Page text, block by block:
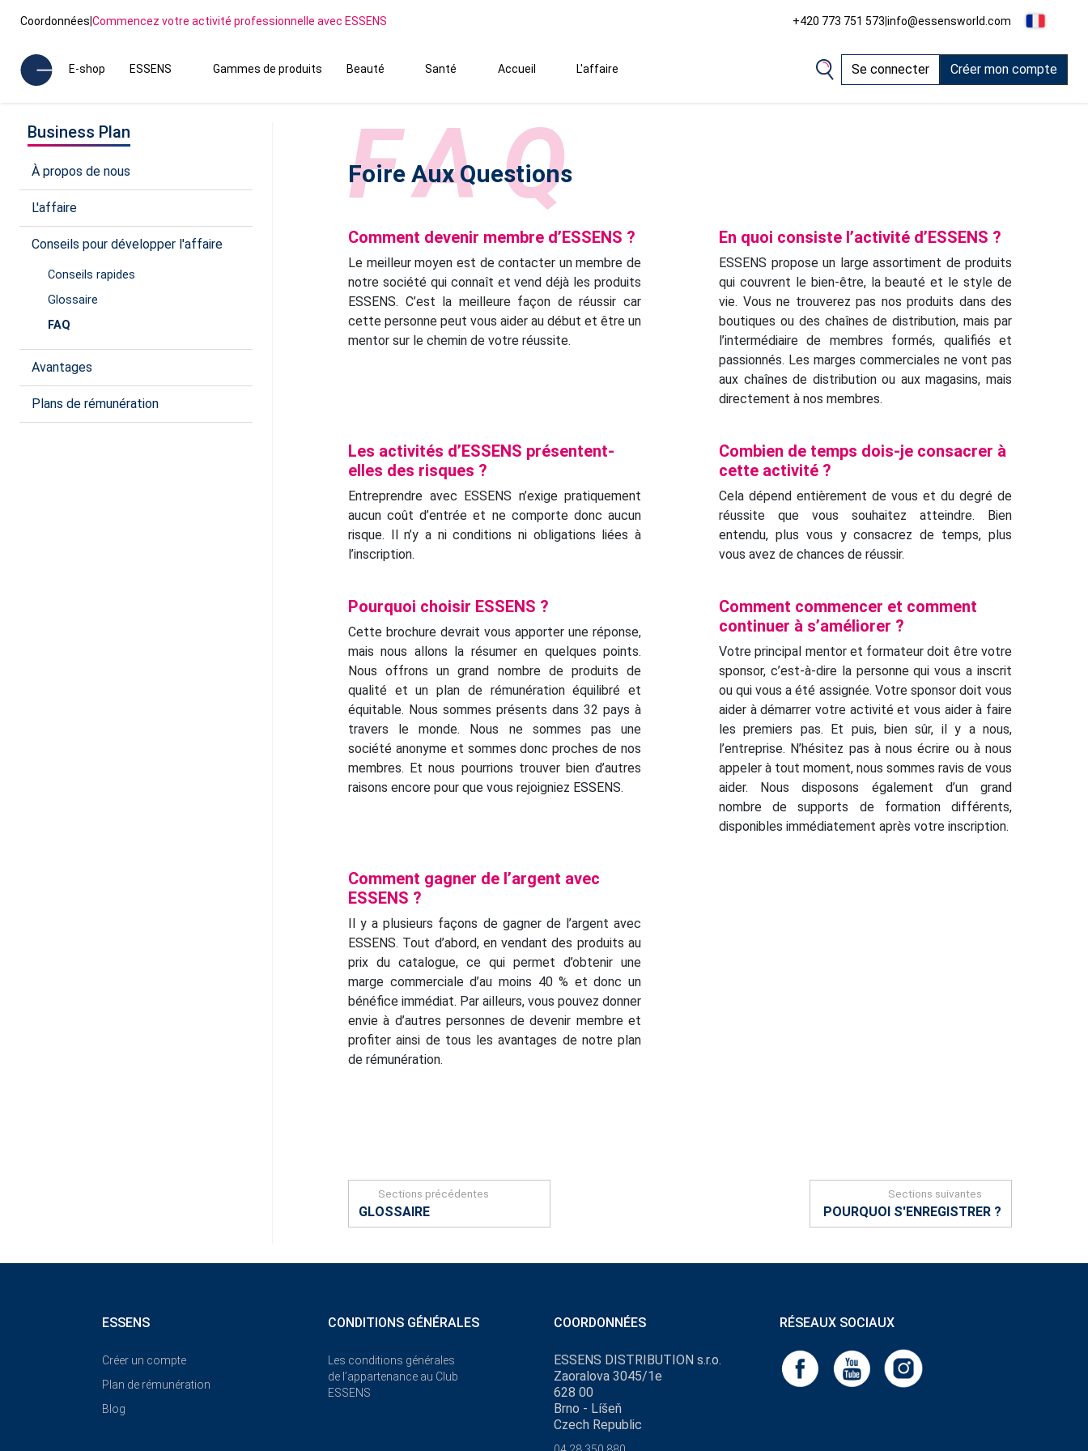
Coordonnées|Commencez votre activité professionnelle avec ESSENS +420 773 751 573|info@essensworld.com
E-shop ESSENS Gammes de produits Beauté Santé Accueil L'affaire Se connecter Créer mon compte
Business Plan
À propos de nous
L'affaire
Conseils pour développer l'affaire
Conseils rapides
Glossaire
FAQ
Avantages
Plans de rémunération
Foire Aux Questions
FAQ
Comment devenir membre d’ESSENS ?
Le meilleur moyen est de contacter un membre de
notre société qui connaît et vend déjà les produits
ESSENS. C’est la meilleure façon de réussir car
cette personne peut vous aider au début et être un
mentor sur le chemin de votre réussite.
En quoi consiste l’activité d’ESSENS ?
ESSENS propose un large assortiment de produits
qui couvrent le bien-être, la beauté et le style de
vie. Vous ne trouverez pas nos produits dans des
boutiques ou des chaînes de distribution, mais par
l’intermédiaire de membres formés, qualifiés et
passionnés. Les marges commerciales ne vont pas
aux chaînes de distribution ou aux magasins, mais
directement à nos membres.
Les activités d’ESSENS présentent-
elles des risques ?
Entreprendre avec ESSENS n’exige pratiquement
aucun coût d’entrée et ne comporte donc aucun
risque. Il n’y a ni conditions ni obligations liées à
l’inscription.
Combien de temps dois-je consacrer à
cette activité ?
Cela dépend entièrement de vous et du degré de
réussite que vous souhaitez atteindre. Bien
entendu, plus vous y consacrez de temps, plus
vous avez de chances de réussir.
Pourquoi choisir ESSENS ?
Cette brochure devrait vous apporter une réponse,
mais nous allons la résumer en quelques points.
Nous offrons un grand nombre de produits de
qualité et un plan de rémunération équilibré et
équitable. Nous sommes présents dans 32 pays à
travers le monde. Nous ne sommes pas une
société anonyme et sommes donc proches de nos
membres. Et nous pourrions trouver bien d’autres
raisons encore pour que vous rejoigniez ESSENS.
Comment commencer et comment
continuer à s’améliorer ?
Votre principal mentor et formateur doit être votre
sponsor, c’est-à-dire la personne qui vous a inscrit
ou qui vous a été assignée. Votre sponsor doit vous
aider à démarrer votre activité et vous aider à faire
les premiers pas. Et puis, bien sûr, il y a nous,
l’entreprise. N’hésitez pas à nous écrire ou à nous
appeler à tout moment, nous sommes ravis de vous
aider. Nous disposons également d’un grand
nombre de supports de formation différents,
disponibles immédiatement après votre inscription.
Comment gagner de l’argent avec
ESSENS ?
Il y a plusieurs façons de gagner de l’argent avec
ESSENS. Tout d’abord, en vendant des produits au
prix du catalogue, ce qui permet d’obtenir une
marge commerciale d’au moins 40 % et donc un
bénéfice immédiat. Par ailleurs, vous pouvez donner
envie à d’autres personnes de devenir membre et
profiter ainsi de tous les avantages de notre plan
de rémunération.
Sections précédentes
GLOSSAIRE
Sections suivantes
POURQUOI S'ENREGISTRER ?
ESSENS
Créer un compte
Plan de rémunération
Blog
CONDITIONS GÉNÉRALES
Les conditions générales
de l’appartenance au Club
ESSENS
COORDONNÉES
ESSENS DISTRIBUTION s.r.o.
Zaoralova 3045/1e
628 00
Brno - Líšeň
Czech Republic
RÉSEAUX SOCIAUX